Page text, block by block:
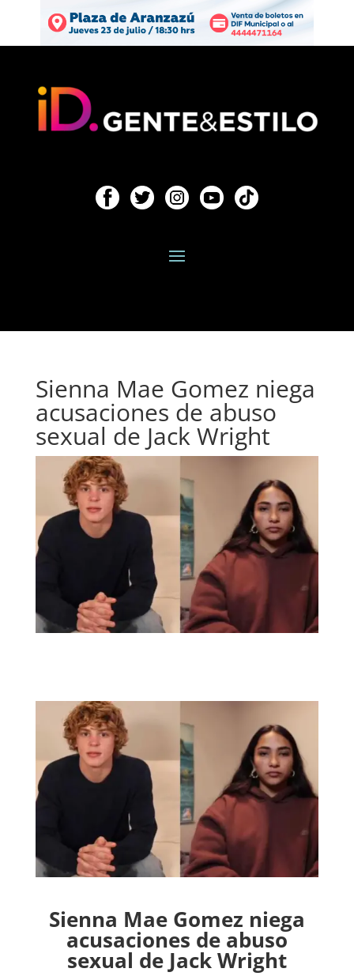
Sienna Mae Gomez niega
acusaciones de abuso
sexual de Jack Wright
Sienna Mae Gomez niega
acusaciones de abuso
sexual de Jack Wright